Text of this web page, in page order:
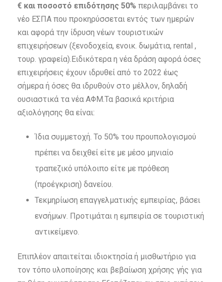
€ και ποσοστό επιδότησης 50% περιλαμβάνει το
νέο ΕΣΠΑ που προκηρύσσεται εντός των ημερών
και αφορά την ίδρυση νέων τουριστικών
επιχειρήσεων (ξενοδοχεία, ενοικ. δωμάτια, rental ,
τουρ. γραφεία).Ειδικότερα η νέα δράση αφορά όσες
επιχειρήσεις έχουν ιδρυθεί από το 2022 έως
σήμερα ή όσες θα ιδρυθούν στο μέλλον, δηλαδή
ουσιαστικά τα νέα ΑΦΜ.Τα βασικά κριτήρια
αξιολόγησης θα είναι:
Ίδια συμμετοχή. Το 50% του προυπολογισμού
πρέπει να δειχθεί είτε με μέσο μηνιαίο
τραπεζικό υπόλοιπο είτε με πρόθεση
(προέγκριση) δανείου.
Τεκμηρίωση επαγγελματικής εμπειρίας, βάσει
ενσήμων. Προτιμάται η εμπειρία σε τουριστική
αντικείμενο.
Επιπλέον απαιτείται ιδιοκτησία ή μισθωτήριο για
τον τόπο υλοποίησης και βεβαίωση χρήσης γής για